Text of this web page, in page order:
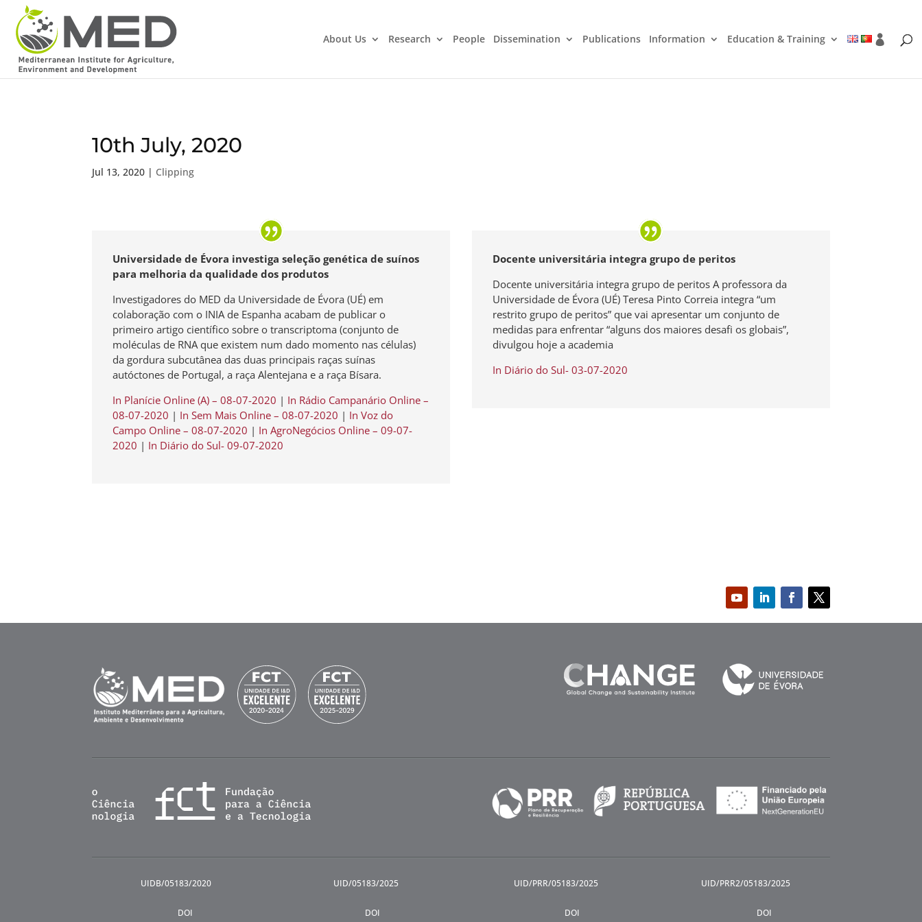
About Us Research People Dissemination Publications Information Education & Training
10th July, 2020
Jul 13, 2020 | Clipping
Universidade de Évora investiga seleção genética de suínos
para melhoria da qualidade dos produtos
Investigadores do MED da Universidade de Évora (UÉ) em
colaboração com o INIA de Espanha acabam de publicar o
primeiro artigo científico sobre o transcriptoma (conjunto de
moléculas de RNA que existem num dado momento nas células)
da gordura subcutânea das duas principais raças suínas
autóctones de Portugal, a raça Alentejana e a raça Bísara.
In Planície Online (A) – 08-07-2020 | In Rádio Campanário Online –
08-07-2020 | In Sem Mais Online – 08-07-2020 | In Voz do
Campo Online – 08-07-2020 | In AgroNegócios Online – 09-07-
2020 | In Diário do Sul- 09-07-2020
Docente universitária integra grupo de peritos
Docente universitária integra grupo de peritos A professora da
Universidade de Évora (UÉ) Teresa Pinto Correia integra “um
restrito grupo de peritos” que vai apresentar um conjunto de
medidas para enfrentar “alguns dos maiores desafi os globais”,
divulgou hoje a academia
In Diário do Sul- 03-07-2020
UIDB/05183/2020
DOI
UID/05183/2025
DOI
UID/PRR/05183/2025
DOI
UID/PRR2/05183/2025
DOI